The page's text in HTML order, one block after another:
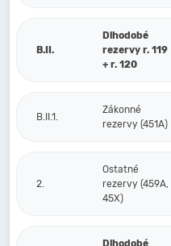
B.II.
Dlhodobé
rezervy r. 119
+ r. 120
B.II.1.
Zákonné
rezervy (451A)
2.
Ostatné
rezervy (459A,
45X)
Dlhodobé